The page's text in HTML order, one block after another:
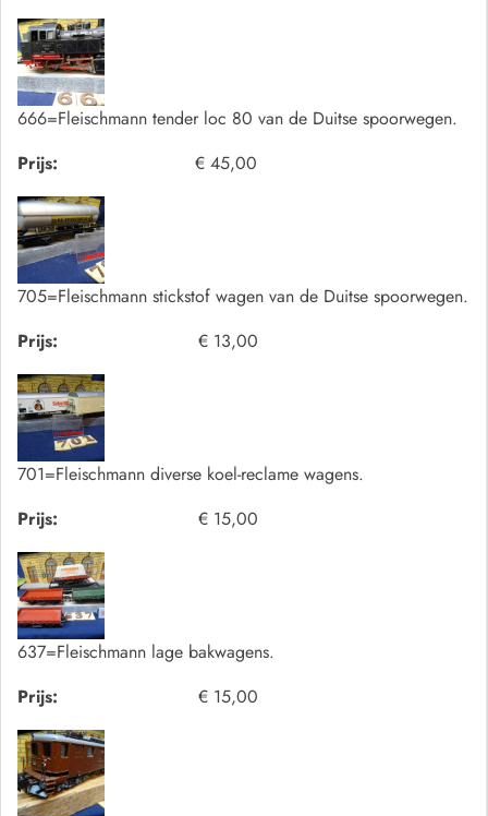
666=Fleischmann tender loc 80 van de Duitse spoorwegen.
Prijs:
€ 45,00
705=Fleischmann stickstof wagen van de Duitse spoorwegen.
Prijs:
€ 13,00
701=Fleischmann diverse koel-reclame wagens.
Prijs:
€ 15,00
637=Fleischmann lage bakwagens.
Prijs:
€ 15,00